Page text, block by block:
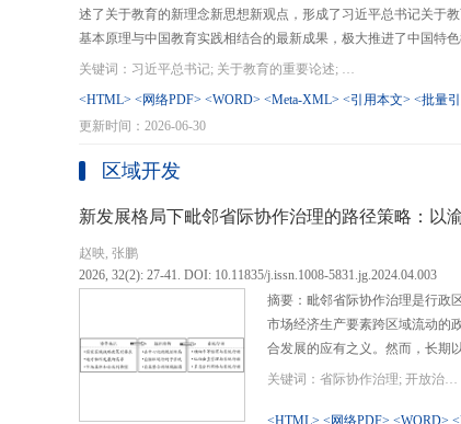
述了关于教育的新理念新思想新观点，形成了习近平总书记关于
基本原理与中国教育实践相结合的最新成果，极大推进了中国特
现代化、建设教育强国提供了强大思想武器和行动指南，作出了
在：第一，从价值论角度明确了教育在党和国家事业发展全局中
值、社会价值、创新价值等五个方面创新性回答了新时代“为什么
予了新时代教育发展的多重内涵，深刻揭示其根本性质、根本保
回答了新时代“办什么样的教育”的根本问题；第三，从方法论角
育改革创新的总体思路和战略部署，涵盖教育地位的确立、教育
划以及教育主体的培育，创新性回答了新时代“怎么办教育”的实
关键词：习近平总书记; 关于教育的重要论述; 教育强国; 《论教育》; 教育新质生产力; 教育人工智能
<HTML> <网络PDF> <WORD> <Meta-XML> <引用本文> <批量
更新时间：2026-06-30
区域开发
新发展格局下毗邻省际协作治理的路径策略：以
赵映, 张鹏
2026, 32(2): 27-41. DOI: 10.11835/j.issn.1008-5831.jg.2024.04.003
摘要：毗邻省际协作治理是行政
市场经济生产要素跨区域流动的
合发展的应有之义。然而，长期
行政区划界限，以及竞争性发展
内需、畅通经济循环、建设全国
关键词：省际协作治理; 开放治理; 行政区划; 统一大市场; 新发展格局
<HTML> <网络PDF> <WORD>